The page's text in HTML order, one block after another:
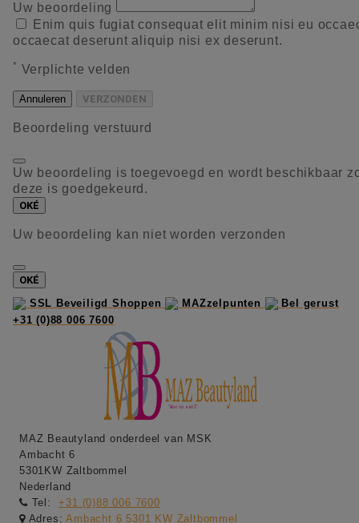
Uw beoordeling
Enim quis fugiat consequat elit minim nisi eu
occaecat deserunt aliquip nisi ex deserunt.
* Verplichte velden
Annuleren VERZONDEN
Beoordeling verstuurd
Uw beoordeling is toegevoegd en wordt beschikbaar
deze is goedgekeurd.
OKÉ
Uw beoordeling kan niet worden verzonden
OKÉ
SSL Beveiligd Shoppen
MAZzelpunten
Bel gerust
+31 (0)88 006 7600
MAZ Beautyland onderdeel van MSK
Ambacht 6
5301KW Zaltbommel
Nederland
Tel:
+31 (0)88 006 7600
Adres:Ambacht 6 5301 KW Zaltbommel